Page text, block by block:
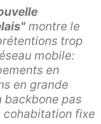
montre le
trop
mobile:
en
en grande
backbone pas
cohabitation fixe